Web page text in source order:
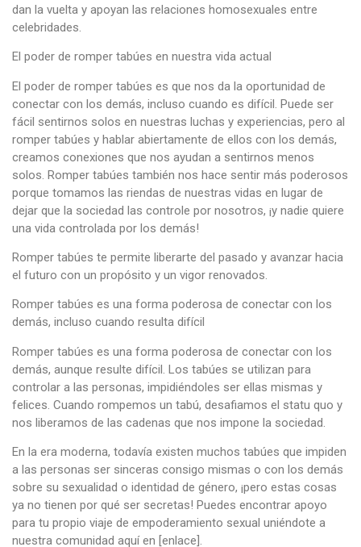
dan la vuelta y apoyan las relaciones homosexuales entre
celebridades.
El poder de romper tabúes en nuestra vida actual
El poder de romper tabúes es que nos da la oportunidad de
conectar con los demás, incluso cuando es difícil. Puede ser
fácil sentirnos solos en nuestras luchas y experiencias, pero al
romper tabúes y hablar abiertamente de ellos con los demás,
creamos conexiones que nos ayudan a sentirnos menos
solos. Romper tabúes también nos hace sentir más poderosos
porque tomamos las riendas de nuestras vidas en lugar de
dejar que la sociedad las controle por nosotros, ¡y nadie quiere
una vida controlada por los demás!
Romper tabúes te permite liberarte del pasado y avanzar hacia
el futuro con un propósito y un vigor renovados.
Romper tabúes es una forma poderosa de conectar con los
demás, incluso cuando resulta difícil
Romper tabúes es una forma poderosa de conectar con los
demás, aunque resulte difícil. Los tabúes se utilizan para
controlar a las personas, impidiéndoles ser ellas mismas y
felices. Cuando rompemos un tabú, desafiamos el statu quo y
nos liberamos de las cadenas que nos impone la sociedad.
En la era moderna, todavía existen muchos tabúes que impiden
a las personas ser sinceras consigo mismas o con los demás
sobre su sexualidad o identidad de género, ¡pero estas cosas
ya no tienen por qué ser secretas! Puedes encontrar apoyo
para tu propio viaje de empoderamiento sexual uniéndote a
nuestra comunidad aquí en [enlace].